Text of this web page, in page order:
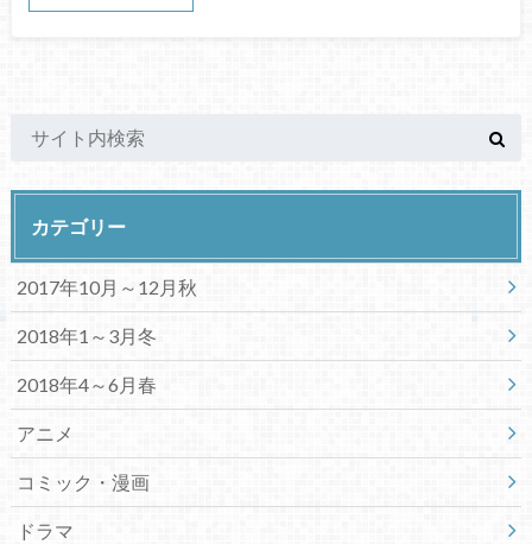
カテゴリー
2017年10月～12月秋
2018年1～3月冬
2018年4～6月春
アニメ
コミック・漫画
ドラマ